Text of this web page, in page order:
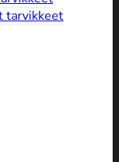
tarvikkeet